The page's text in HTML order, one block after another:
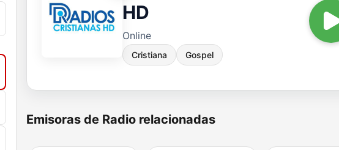
HD
Online
Cristiana Gospel
Emisoras de Radio relacionadas